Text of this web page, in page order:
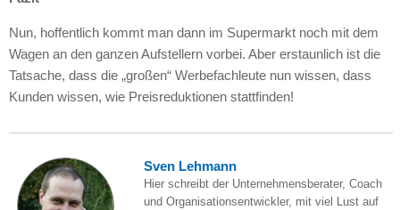
Nun, hoffentlich kommt man dann im Supermarkt noch mit dem
Wagen an den ganzen Aufstellern vorbei. Aber erstaunlich ist die
Tatsache, dass die „großen“ Werbefachleute nun wissen, dass
Kunden wissen, wie Preisreduktionen stattfinden!
Sven Lehmann
Hier schreibt der Unternehmensberater, Coach
und Organisationsentwickler, mit viel Lust auf